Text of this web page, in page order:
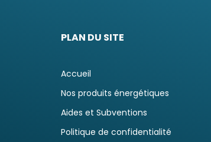
PLAN DU SITE
Accueil
Nos produits énergétiques
Aides et Subventions
Politique de confidentialité